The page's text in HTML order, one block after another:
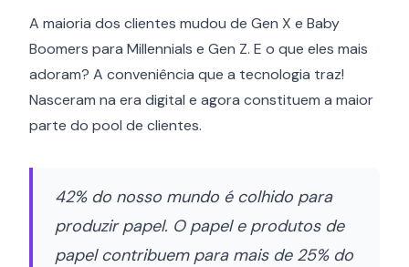
A maioria dos clientes mudou de Gen X e Baby
Boomers para Millennials e Gen Z. E o que eles mais
adoram? A conveniência que a tecnologia traz!
Nasceram na era digital e agora constituem a maior
parte do pool de clientes.
42% do nosso mundo é colhido para
produzir papel. O papel e produtos de
papel contribuem para mais de 25% do